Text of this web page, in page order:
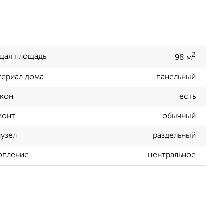
площадь 98 м2
дома панельный
есть
обычный
раздельный
центральное